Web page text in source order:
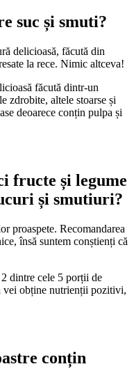
suc și smuti?
delicioasă, făcută din
la rece. Nimic altceva!
făcută dintr-un
zdrobite, altele stoarse și
deoarece conțin pulpa și
fructe și legume
și smutiuri?
proaspete. Recomandarea
însă suntem conștienți că
dintre cele 5 porții de
vei obține nutrienții pozitivi,
conțin